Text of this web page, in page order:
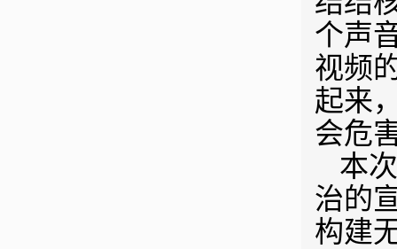
个声
视频
起来
会危
本
治的
构建